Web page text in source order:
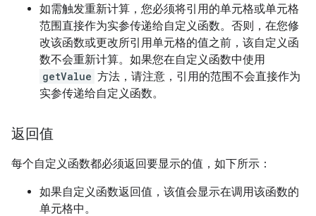
如需触发重新计算，您必须将引用的单元格或单元格
范围直接作为实参传递给自定义函数。否则，在您修
改该函数或更改所引用单元格的值之前，该自定义函
数不会重新计算。如果您在自定义函数中使用
getValue 方法，请注意，引用的范围不会直接作为
实参传递给自定义函数。
返回值
每个自定义函数都必须返回要显示的值，如下所示：
如果自定义函数返回值，该值会显示在调用该函数的
单元格中。